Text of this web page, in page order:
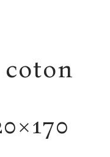
coton